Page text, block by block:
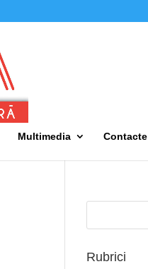
Multimedia Contacte
Rubrici